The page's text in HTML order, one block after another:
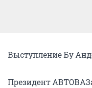
Выступление Бу
Президент